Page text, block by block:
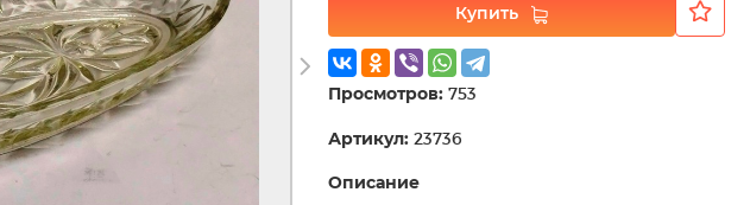
Купить
Просмотров: 753
Артикул: 23736
Описание